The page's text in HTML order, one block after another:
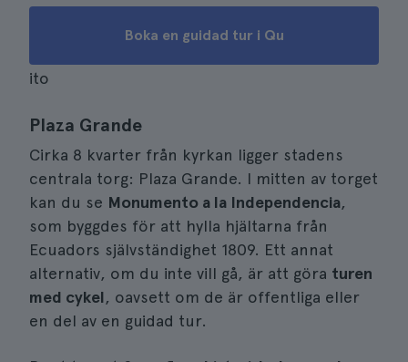
Boka en guidad tur i Qu
ito
Plaza Grande
Cirka 8 kvarter från kyrkan ligger stadens
centrala torg: Plaza Grande. I mitten av torget
kan du se Monumento a la Independencia,
som byggdes för att hylla hjältarna från
Ecuadors självständighet 1809. Ett annat
alternativ, om du inte vill gå, är att göra turen
med cykel, oavsett om de är offentliga eller
en del av en guidad tur.